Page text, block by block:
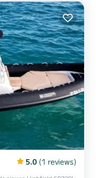
5.0 (1 reviews)